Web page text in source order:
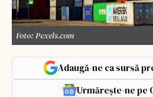
Foto: Pexels.com
Adaugă-ne ca sursă
Urmărește-ne pe